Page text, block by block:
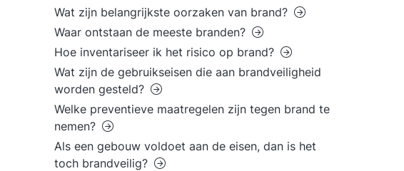
Wat zijn belangrijkste oorzaken van brand?
Waar ontstaan de meeste branden?
Hoe inventariseer ik het risico op brand?
Wat zijn de gebruikseisen die aan brandveiligheid
worden gesteld?
Welke preventieve maatregelen zijn tegen brand te
nemen?
Als een gebouw voldoet aan de eisen, dan is het
toch brandveilig?